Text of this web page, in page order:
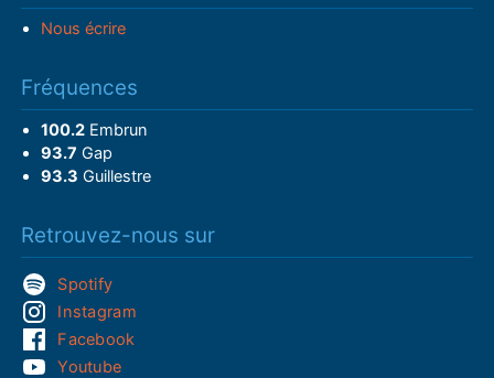
Nous écrire
Fréquences
100.2Embrun
93.7 Gap
93.3 Guillestre
Retrouvez-nous sur
Spotify
Instagram
Facebook
Youtube